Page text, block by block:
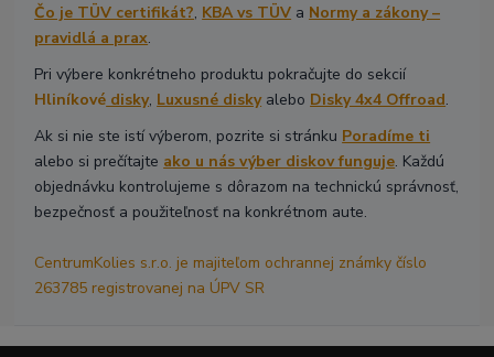
Čo je TÜV certifikát?, KBA vs TÜV a Normy a zákony –
pravidlá a prax.
Pri výbere konkrétneho produktu pokračujte do sekcií
Hliníkové disky, Luxusné diskyalebo Disky 4x4 Offroad.
Ak si nie ste istí výberom, pozrite si stránku Poradíme ti
alebo si prečítajte ako u nás výber diskov funguje. Každú
objednávku kontrolujeme s dôrazom na technickú správnosť,
bezpečnosť a použiteľnosť na konkrétnom aute.
CentrumKolies s.r.o. je majiteľom ochrannej známky číslo
263785 registrovanej na ÚPV SR